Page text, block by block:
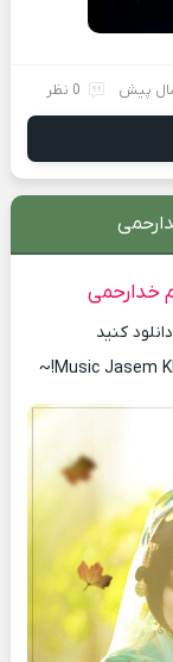
0 نظر
خدارحمی
دانلود کنید
Music Jasem